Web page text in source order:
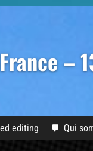
–
editing Qui